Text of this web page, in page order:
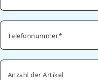
Telefonnummer
Anzahl der Artikel